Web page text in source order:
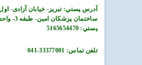
آدرس پستي: تبریز- خیابان آزادی- اول
ساختمان
پستي: 5165654470
تلفن تماس: 33377001-041